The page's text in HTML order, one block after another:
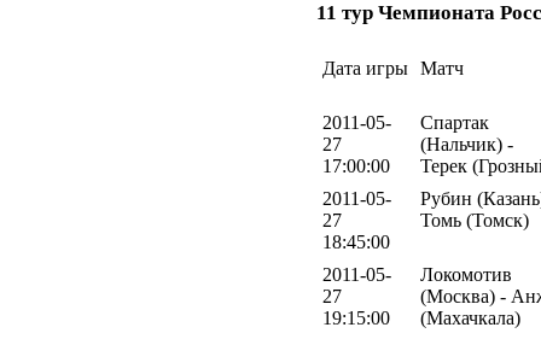
11 тур Чемпионата
Дата игры Матч
2011-05-
27
17:00:00
Спартак
(Нальчик) -
Терек
2011-05-
27
18:45:00
Рубин
Томь (Томск)
2011-05-
27
19:15:00
Локомотив
(Москва) -
(Махачкала)